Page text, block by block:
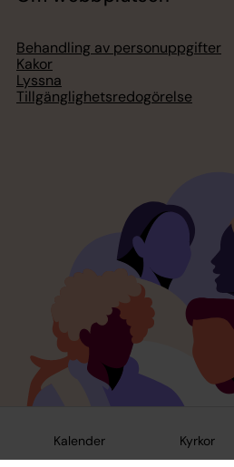
Kalender Kyrkor
Behandling av personuppgifter
Kakor
Lyssna
Tillgänglighetsredogörelse